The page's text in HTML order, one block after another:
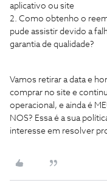
aplicativo ou site
2. Como obtenho o
pude assistir devido a
garantia de qualidade?
Vamos retirar a data e
comprar no site e
operacional, e ainda é
NOS? Essa é a sua
interesse em resolver